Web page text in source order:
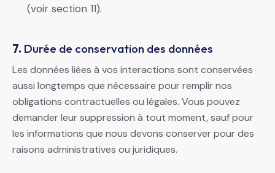
(voir section 11).
7. Durée de conservation des données
Les données liées à vos interactions sont conservées
aussi longtemps que nécessaire pour remplir nos
obligations contractuelles ou légales. Vous pouvez
demander leur suppression à tout moment, sauf pour
les informations que nous devons conserver pour des
raisons administratives ou juridiques.